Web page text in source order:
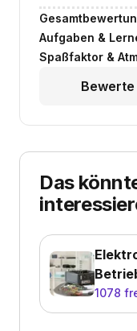
Aufgaben &
Spaßfaktor &
Das
1078